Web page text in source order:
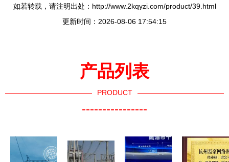
如若转载，请注明出处：http://www.2kqyzi.com/product/39.html
更新时间：2026-08-06 17:54:15
产品列表
PRODUCT
----------------